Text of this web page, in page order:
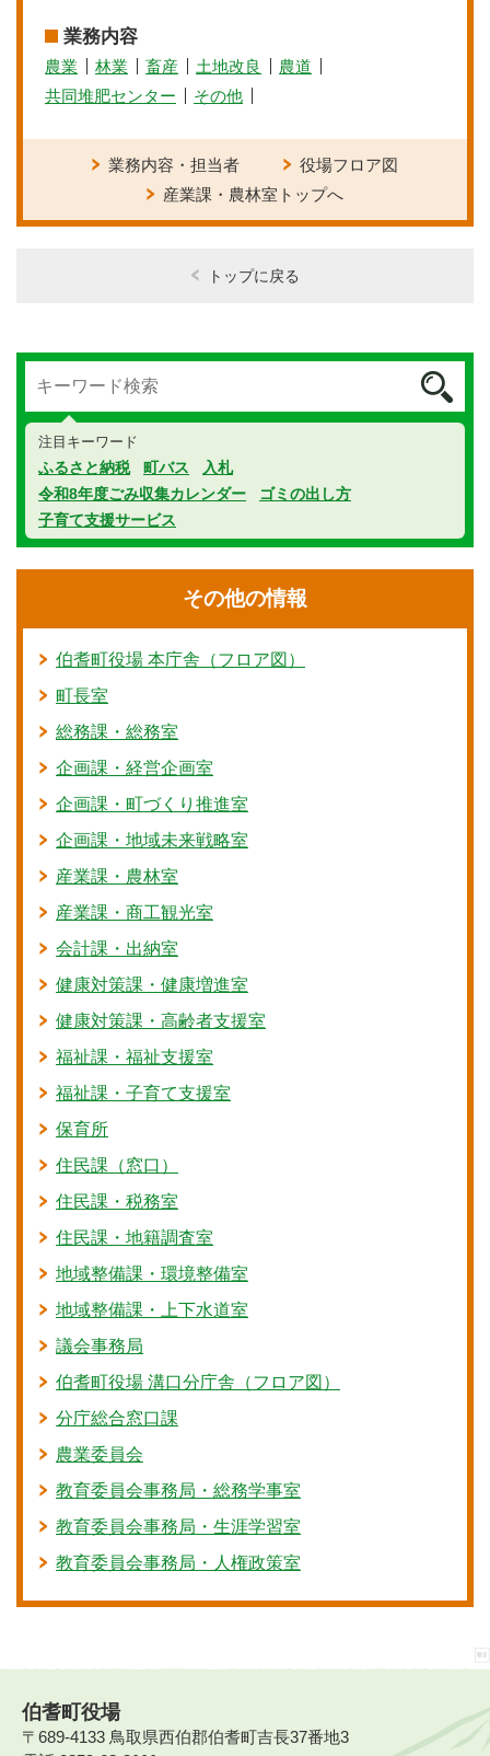
業務内容
農業 林業 畜産 土地改良
農道
共同堆肥センター
その他
業務内容・担当者
役場フロア図
産業課・農林室トップへ
トップに戻る
注目キーワード
ふるさと納税 町バス
入札
令和8年度ごみ収集カレンダー
ゴミの出し方
子育て支援サービス
その他の情報
伯耆町役場 本庁舎（フロア図）
町長室
総務課・総務室
企画課・経営企画室
企画課・町づくり推進室
企画課・地域未来戦略室
産業課・農林室
産業課・商工観光室
会計課・出納室
健康対策課・健康増進室
健康対策課・高齢者支援室
福祉課・福祉支援室
福祉課・子育て支援室
保育所
住民課（窓口）
住民課・税務室
住民課・地籍調査室
地域整備課・環境整備室
地域整備課・上下水道室
議会事務局
伯耆町役場 溝口分庁舎（フロア図）
分庁総合窓口課
農業委員会
教育委員会事務局・総務学事室
教育委員会事務局・生涯学習室
教育委員会事務局・人権政策室
伯耆町役場
〒689-4133 鳥取県西伯郡伯耆町吉長37番地3